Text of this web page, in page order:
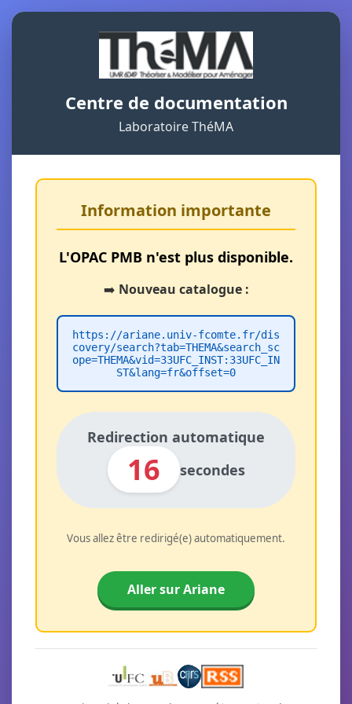
Centre de documentation
Laboratoire ThéMA
Information importante
L'OPAC PMB n'est plus disponible.
➡️ Nouveau catalogue :
https://ariane.univ-fcomte.fr/dis
covery/search?tab=THEMA&search_sc
ope=THEMA&vid=33UFC_INST:33UFC_IN
ST&lang=fr&offset=0
Redirection automatique
16 secondes
Vous allez être redirigé(e) automatiquement.
Aller sur Ariane